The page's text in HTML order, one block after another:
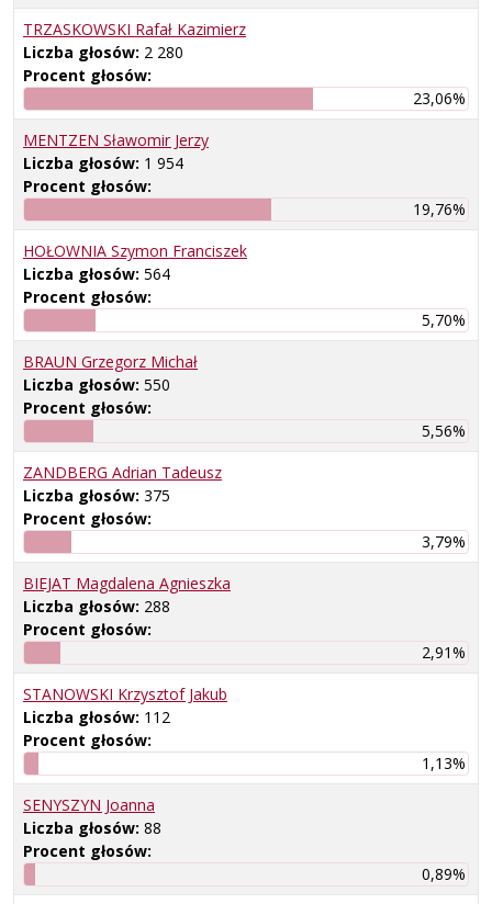
TRZASKOWSKI Rafał Kazimierz
Liczba głosów: 2 280
Procent głosów:
23,06%
MENTZEN Sławomir Jerzy
Liczba głosów: 1 954
Procent głosów:
19,76%
HOŁOWNIA Szymon Franciszek
Liczba głosów: 564
Procent głosów:
5,70%
BRAUN Grzegorz Michał
Liczba głosów: 550
Procent głosów:
5,56%
ZANDBERG Adrian Tadeusz
Liczba głosów: 375
Procent głosów:
3,79%
BIEJAT Magdalena Agnieszka
Liczba głosów: 288
Procent głosów:
2,91%
STANOWSKI Krzysztof Jakub
Liczba głosów: 112
Procent głosów:
1,13%
SENYSZYN Joanna
Liczba głosów: 88
Procent głosów:
0,89%